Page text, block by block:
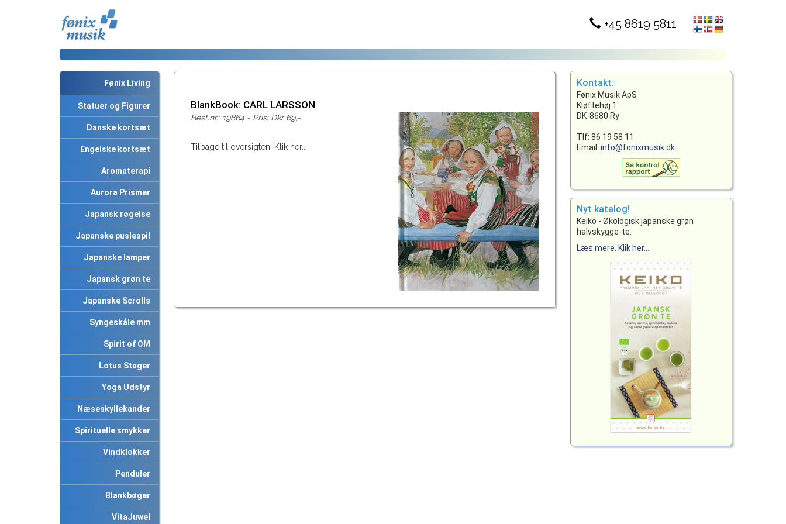
+45 8619 5811
Fønix Living
Statuer og Figurer
Danske kortsæt
Engelske kortsæt
Aromaterapi
Aurora Prismer
Japansk røgelse
Japanske puslespil
Japanske lamper
Japansk grøn te
Japanske Scrolls
Syngeskåle mm
Spirit of OM
Lotus Stager
Yoga Udstyr
Næseskyllekander
Spirituelle smykker
Vindklokker
Penduler
Blankbøger
VitaJuwel
BlankBook: CARL LARSSON
Best.nr.: 19864 - Pris: Dkr 69,-
Tilbage til oversigten. Klik her...
Kontakt:
Fønix Musik ApS
Kløftehøj 1
DK-8680 Ry
Tlf: 86 19 58 11
Email:info@fonixmusik.dk
Nyt katalog!
Keiko - Økologisk japanske grøn
halvskygge-te.
Læs mere. Klik her...